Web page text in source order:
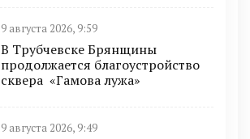
9 августа 2026, 9:59
В Трубчевске Брянщины
продолжается благоустройство
сквера «Гамова лужа»
9 августа 2026, 9:49